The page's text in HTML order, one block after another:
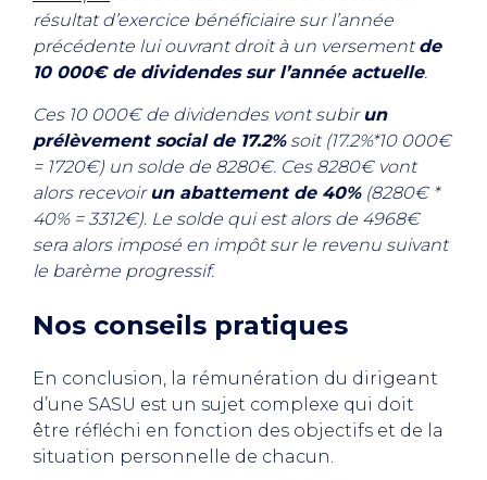
résultat d’exercice bénéficiaire sur l’année
précédente lui ouvrant droit à un versementde
10 000€ de dividendes sur l’année actuelle.
Ces 10 000€ de dividendes vont subirun
prélèvement social de 17.2%soit (17.2%*10 000€
= 1720€) un solde de 8280€. Ces 8280€ vont
alors recevoirun abattement de 40%(8280€ *
40% = 3312€). Le solde qui est alors de 4968€
sera alors imposé en impôt sur le revenu suivant
le barème progressif.
Nos conseils pratiques
En conclusion, la rémunération du dirigeant
d’une SASU est un sujet complexe qui doit
être réfléchi en fonction des objectifs et de la
situation personnelle de chacun.